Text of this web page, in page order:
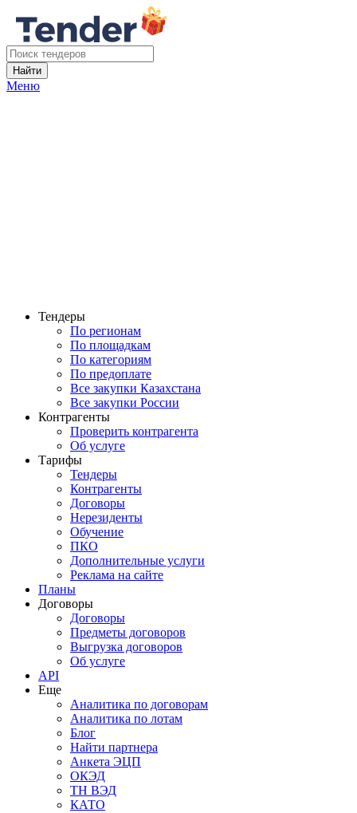
Найти
Меню
Тендеры
По регионам
По площадкам
По категориям
По предоплате
Все закупки Казахстана
Все закупки России
Контрагенты
Проверить контрагента
Об услуге
Тарифы
Тендеры
Контрагенты
Договоры
Нерезиденты
Обучение
ПКО
Дополнительные услуги
Реклама на сайте
Планы
Договоры
Договоры
Предметы договоров
Выгрузка договоров
Об услуге
API
Еще
Аналитика по договорам
Аналитика по лотам
Блог
Найти партнера
Анкета ЭЦП
ОКЭД
ТН ВЭД
КАТО